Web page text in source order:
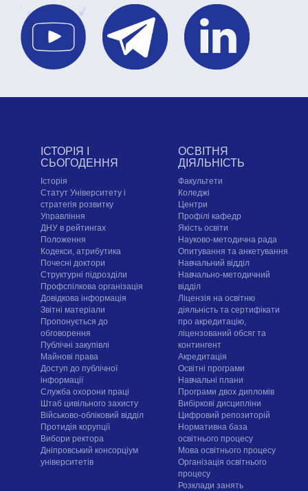
ІСТОРІЯ І
СЬОГОДЕННЯ
Історія
Статут Університету і
стратегія розвитку
Управління
ДНУ в рейтингах
Положення
Кодекси, атрибутика
Почесні доктори
Структурні підрозділи
Профспілкова організація
Довідкова інформація
Звітні матеріали
Пропонується до
обговорення
Публічні закупівлі
Майнові права
Доступ до публічної
інформації
Служба охорони праці
Штаб цивільного захисту
Військово-обліковий відділ
Протидія корупції
Вибори ректора
Дніпровський консорціум
університетів
ОСВІТНЯ
ДІЯЛЬНІСТЬ
Факультети
Коледжі
Центри
Профілі кафедр
Якість освіти
Науково-методична рада
Опитування та анкетування
Навчальний відділ
Навчально-методичний
відділ
Ліцензія на освітню
діяльність та сертифікати
про акредитацію,
ліцензований обсяг та
контингент
Акредитація
Освітні програми
Навчальні плани
Програми двох дипломів
Вибіркові дисципліни
Цифровий репозиторій
Нормативна база
освітнього процесу
Мова освітнього процесу
Організація освітнього
процесу
Розклади занять